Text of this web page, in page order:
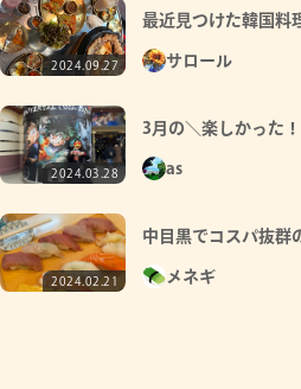
2024.09.27
最近見つけた韓国料
サロール
2024.03.28
3月の＼楽しかった
as
2024.02.21
中目黒でコスパ抜群
メネギ